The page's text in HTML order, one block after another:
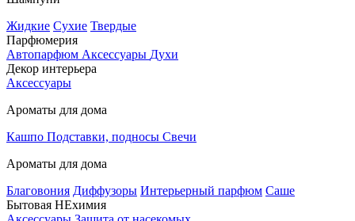
Жидкие Сухие Твердые
Парфюмерия
Автопарфюм Аксессуары Духи
Декор интерьера
Аксессуары
Ароматы для дома
Кашпо Подставки, подносы Свечи
Ароматы для дома
Благовония Диффузоры Интерьерный парфюм Саше
Бытовая НЕхимия